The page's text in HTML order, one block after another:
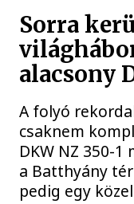
Sorra
alacsony
A folyó
csaknem
DKW NZ 350-
a Batthyány
pedig egy